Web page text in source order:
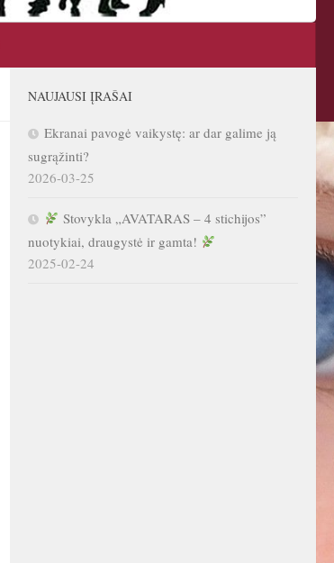
NAUJAUSI ĮRAŠAI
Ekranai pavogė vaikystę: ar dar galime ją
sugrąžinti?
2026-03-25
Stovykla „AVATARAS – 4 stichijos”
nuotykiai, draugystė ir gamta!
2025-02-24